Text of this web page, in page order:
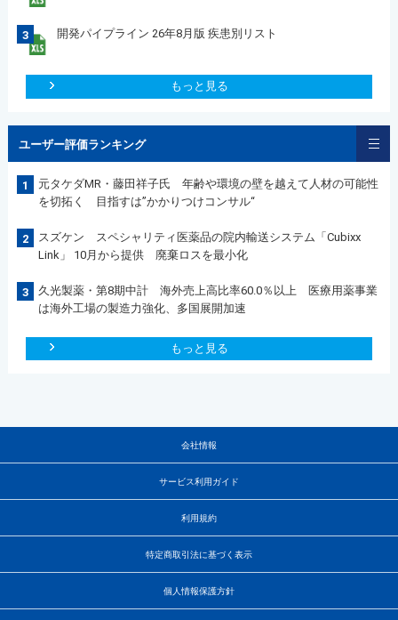
3 開発パイプライン 26年8月版 疾患別リスト
もっと見る
ユーザー評価ランキング
1
元タケダMR・藤田祥子氏 年齢や環境の壁を越えて人材の可能性
を切拓く 目指すは”かかりつけコンサル“
2
スズケン スペシャリティ医薬品の院内輸送システム「Cubixx
Link」 10月から提供 廃棄ロスを最小化
3
久光製薬・第8期中計 海外売上高比率60.0％以上 医療用薬事業
は海外工場の製造力強化、多国展開加速
もっと見る
会社情報
サービス利用ガイド
利用規約
特定商取引法に基づく表示
個人情報保護方針